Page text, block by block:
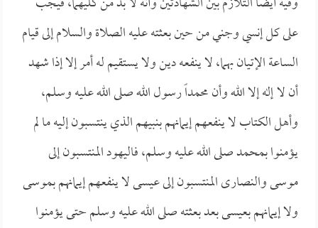
على كل إنسي وجني من حين بعثته عليه الصلاة والسلام إلى قيام
الساعة الإتيان بهما، لا ينفعه دين ولا يستقيم له أمر إلا إذا شهد
أن لا إله إلا الله وأن محمداً رسول الله صلى الله عليه وسلم،
وأهل الكتاب لا ينفعهم إيمانهم بنبيهم الذي ينتسبون إليه ما لم
يؤمنوا بمحمد صلى الله عليه وسلم، فاليهود المنتسبون إلى
موسى والنصارى المنتسبون إلى عيسى لا ينفعهم إيمانهم بموسى
ولا إيمانهم بعيسى بعد بعثته صلى الله عليه وسلم حتى يؤمنوا